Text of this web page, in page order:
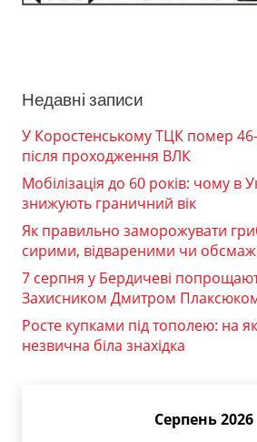
Недавні записи
У Коростенському ТЦК помер
після проходження ВЛК
Мобілізація до 60 років: чому в
знижують граничний вік
Як правильно заморожувати
сирими, відвареними чи
7 серпня у Бердичеві
Захисником Дмитром
Росте купками під тополею: на
незвична біла знахідка
Серпень 2026